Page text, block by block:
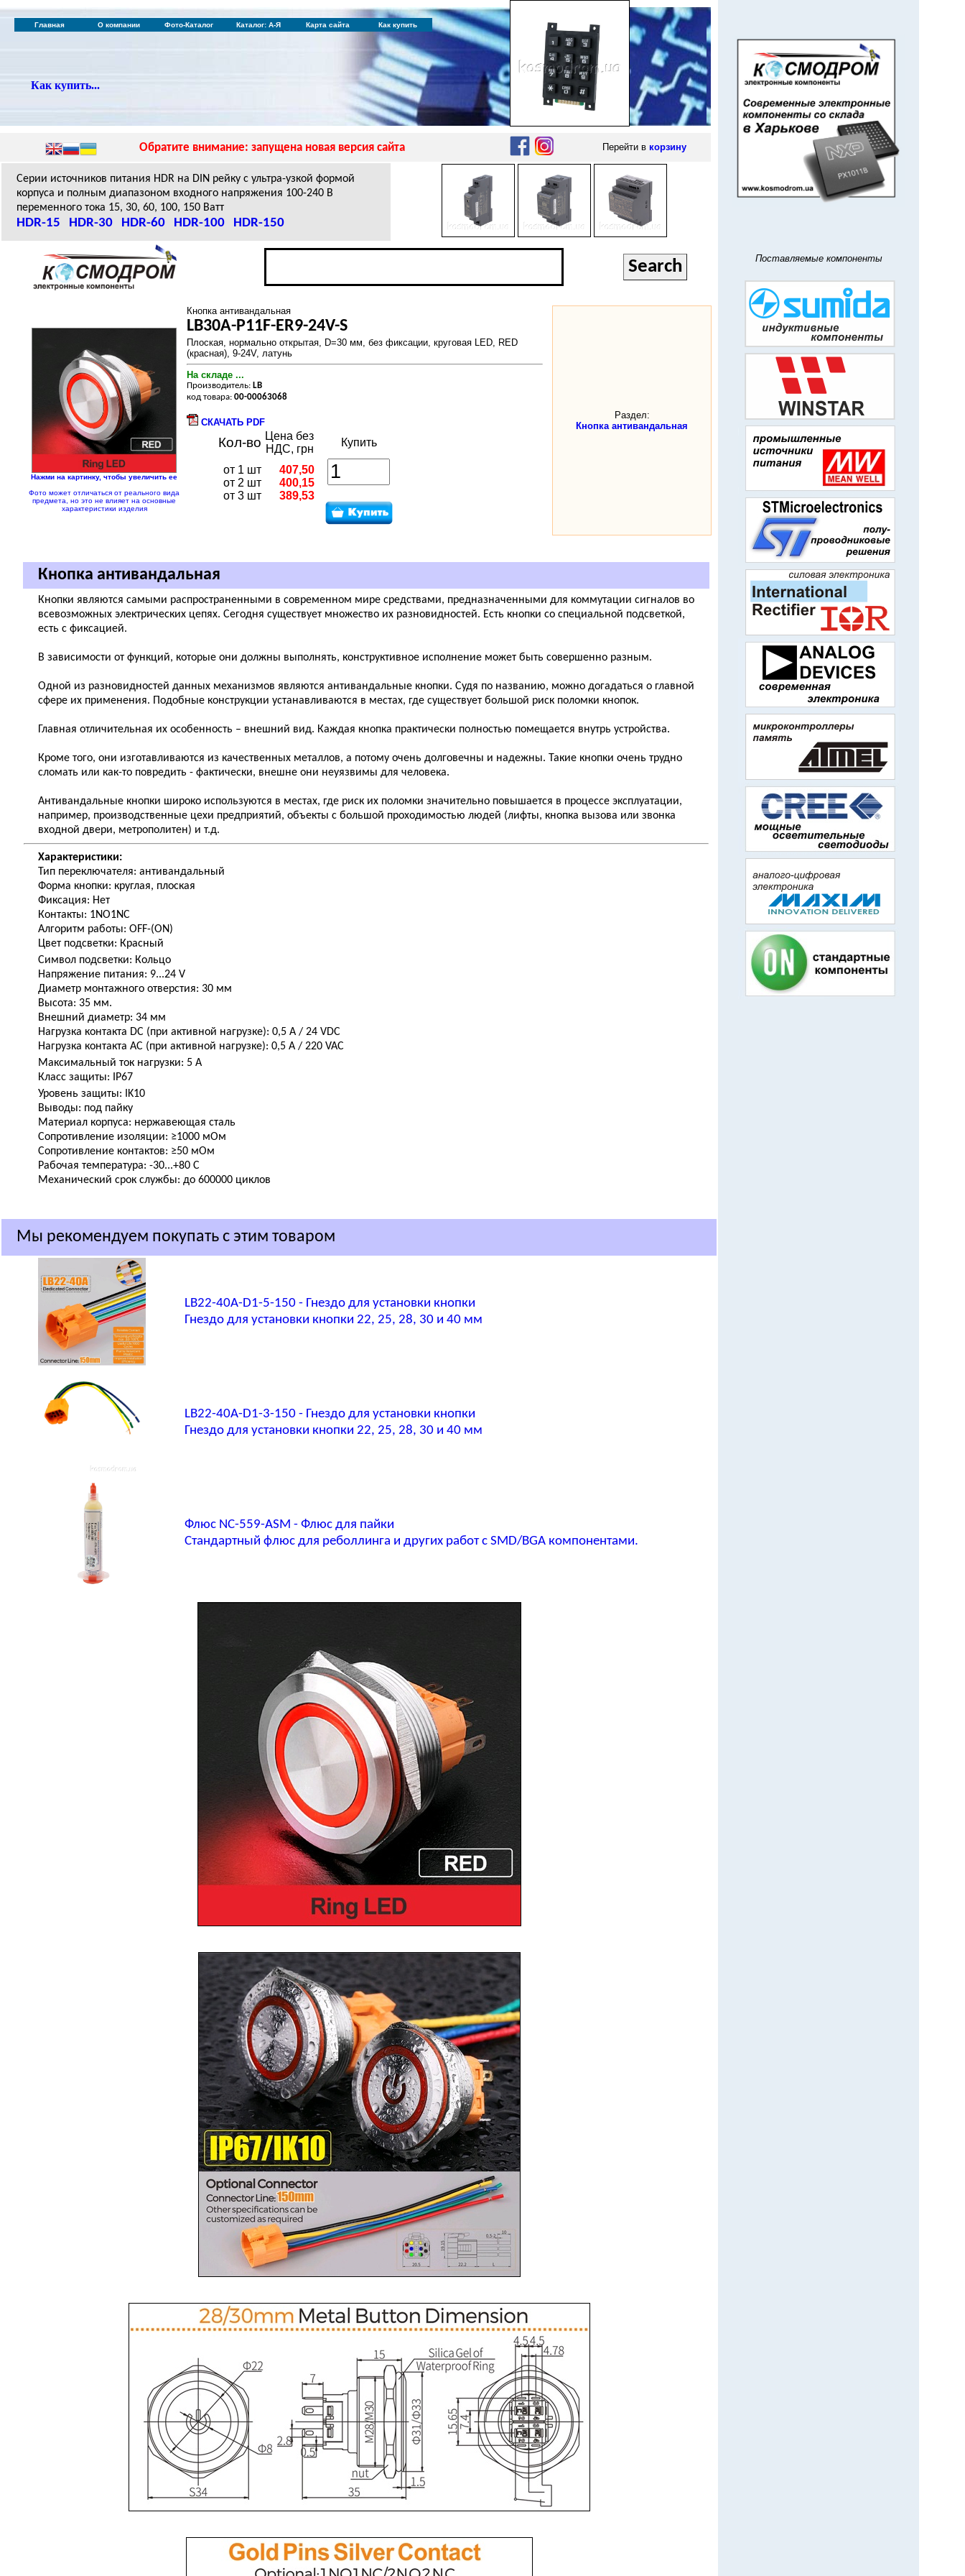
Главная О компании Фото-Каталог Каталог: А-Я Карта сайта Как купить
Как купить...
Обратите внимание: запущена новая версия сайта Перейти в корзину
Серии источников питания HDR на DIN рейку с ультра-узкой формой
корпуса и полным диапазоном входного напряжения 100-240 В
переменного тока 15, 30, 60, 100, 150 Ватт
HDR-15 HDR-30 HDR-60 HDR-100 HDR-150
Нажми на картинку, чтобы увеличить ее
Фото может отличаться от реального вида
предмета, но это не влияет на основные
характеристики изделия
Кнопка антивандальная
LB30A-P11F-ER9-24V-S
Плоская, нормально открытая, D=30 мм, без фиксации, круговая LED, RED
(красная), 9-24V, латунь
На складе ...
Производитель: LB
код товара: 00-00063068
СКАЧАТЬ PDF
Кол-во Цена без
НДС, грн
Купить
от 1 шт
от 2 шт
от 3 шт
407,50
400,15
389,53
Раздел:
Кнопка антивандальная
Кнопка антивандальная
Кнопки являются самыми распространенными в современном мире средствами, предназначенными для коммутации сигналов во
всевозможных электрических цепях. Сегодня существует множество их разновидностей. Есть кнопки со специальной подсветкой,
есть с фиксацией.
В зависимости от функций, которые они должны выполнять, конструктивное исполнение может быть совершенно разным.
Одной из разновидностей данных механизмов являются антивандальные кнопки. Судя по названию, можно догадаться о главной
сфере их применения. Подобные конструкции устанавливаются в местах, где существует большой риск поломки кнопок.
Главная отличительная их особенность – внешний вид. Каждая кнопка практически полностью помещается внутрь устройства.
Кроме того, они изготавливаются из качественных металлов, а потому очень долговечны и надежны. Такие кнопки очень трудно
сломать или как-то повредить - фактически, внешне они неуязвимы для человека.
Антивандальные кнопки широко используются в местах, где риск их поломки значительно повышается в процессе эксплуатации,
например, производственные цехи предприятий, объекты с большой проходимостью людей (лифты, кнопка вызова или звонка
входной двери, метрополитен) и т.д.
Характеристики:
Тип переключателя: антивандальный
Форма кнопки: круглая, плоская
Фиксация: Нет
Контакты: 1NO1NC
Алгоритм работы: OFF-(ON)
Цвет подсветки: Красный
Символ подсветки: Кольцо
Напряжение питания: 9...24 V
Диаметр монтажного отверстия: 30 мм
Высота: 35 мм.
Внешний диаметр: 34 мм
Нагрузка контакта DC (при активной нагрузке): 0,5 A / 24 VDC
Нагрузка контакта АC (при активной нагрузке): 0,5 A / 220 VAC
Максимальный ток нагрузки: 5 А
Класс защиты: IP67
Уровень защиты:
IK10
Выводы: под пайку
Материал корпуса: нержавеющая сталь
Сопротивление изоляции: ≥1000 мОм
Сопротивление контактов: ≥50 мОм
Рабочая температура: -30...+80 С
Механический срок службы: до 600000 циклов
Мы рекомендуем покупать с этим товаром
LB22-40A-D1-5-150 - Гнездо для установки кнопки
Гнездо для установки кнопки 22, 25, 28, 30 и 40 мм
LB22-40A-D1-3-150 - Гнездо для установки кнопки
Гнездо для установки кнопки 22, 25, 28, 30 и 40 мм
Флюс NC-559-ASM - Флюс для пайки
Стандартный флюс для реболлинга и других работ с SMD/BGA компонентами.
Поставляемые компоненты